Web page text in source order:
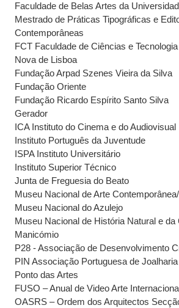
Faculdade de Belas Artes da
Mestrado de Práticas Tipográficas e
Contemporâneas
FCT Faculdade de Ciências e
Nova de Lisboa
Fundação Arpad Szenes Vieira da Silva
Fundação Oriente
Fundação Ricardo Espírito Santo Silva
Gerador
ICA Instituto do Cinema e do Audiovisual
Instituto Português da Juventude
ISPA Instituto Universitário
Instituto Superior Técnico
Junta de Freguesia do Beato
Museu Nacional de Arte
Museu Nacional do Azulejo
Museu Nacional de História Natural e da
Manicómio
P28 - Associação de Desenvolvimento
PIN Associação Portuguesa de
Ponto das Artes
FUSO – Anual de Video Arte
OASRS – Ordem dos Arquitectos